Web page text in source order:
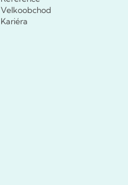
Velkoobchod
Kariéra